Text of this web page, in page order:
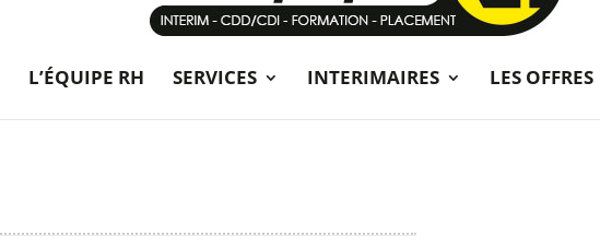
L’ÉQUIPE RH SERVICES INTERIMAIRES LES OFFRES